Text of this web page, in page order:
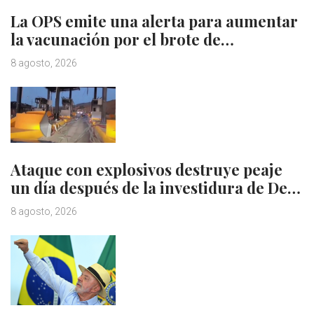
La OPS emite una alerta para aumentar
la vacunación por el brote de…
8 agosto, 2026
Ataque con explosivos destruye peaje
un día después de la investidura de De…
8 agosto, 2026